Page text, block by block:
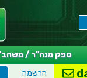
ספק מנה"ר / משהב"ט : 083-
הרשמה